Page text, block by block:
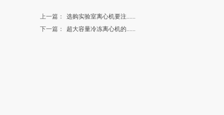
上一篇：
选购实验室离心机要注......
下一篇：
超大容量冷冻离心机的......